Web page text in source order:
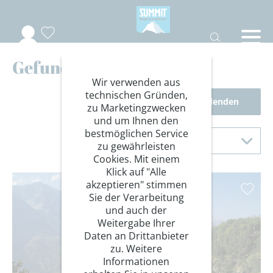
Gefundene Reisen
Filter einblenden
Sortierung
Sortieren nach
Wir verwenden aus
technischen Gründen,
zu Marketingzwecken
und um Ihnen den
bestmöglichen Service
zu gewährleisten
Cookies. Mit einem
Klick auf "Alle
akzeptieren" stimmen
Sie der Verarbeitung
und auch der
Weitergabe Ihrer
Daten an Drittanbieter
zu. Weitere
Informationen